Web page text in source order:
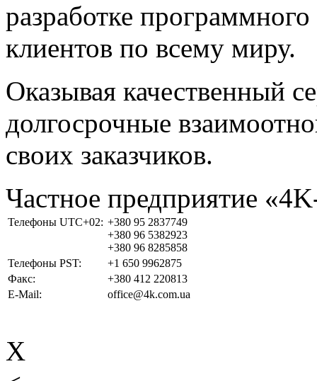
разработке
клиентов по всему миру.
Оказывая качественный
долгосрочные
своих заказчиков.
Частное предприятие
Телефоны UTC+02: +380 95 2837749
+380 96 5382923
+380 96 8285858
Телефоны PST:
+1 650 9962875
Факс:
+380 412 220813
E-Mail:
office@4k.com.ua
X